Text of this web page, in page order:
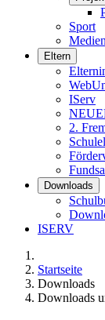
Sport
Eltern
IServ
2.
Downloads
ISERV
Startseite
Downloads
Downloads